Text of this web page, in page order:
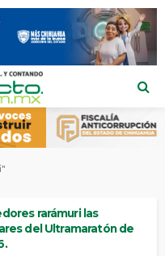
rarámuri las
del Ultramaratón de